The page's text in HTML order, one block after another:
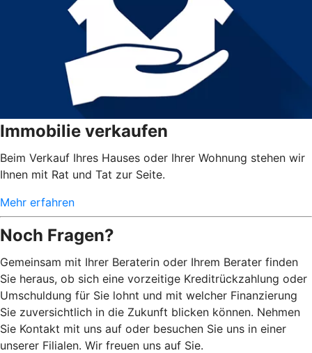
Immobilie verkaufen
Beim Verkauf Ihres Hauses oder Ihrer Wohnung stehen wir
Ihnen mit Rat und Tat zur Seite.
Mehr erfahren
Noch Fragen?
Gemeinsam mit Ihrer Beraterin oder Ihrem Berater finden
Sie heraus, ob sich eine vorzeitige Kreditrückzahlung oder
Umschuldung für Sie lohnt und mit welcher Finanzierung
Sie zuversichtlich in die Zukunft blicken können. Nehmen
Sie Kontakt mit uns auf oder besuchen Sie uns in einer
unserer Filialen. Wir freuen uns auf Sie.